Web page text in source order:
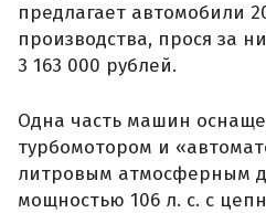
предлагает автомобили
производства, прося за
3 163 000 рублей.
Одна часть машин
турбомотором и
литровым атмосферным
мощностью 106 л. с. с